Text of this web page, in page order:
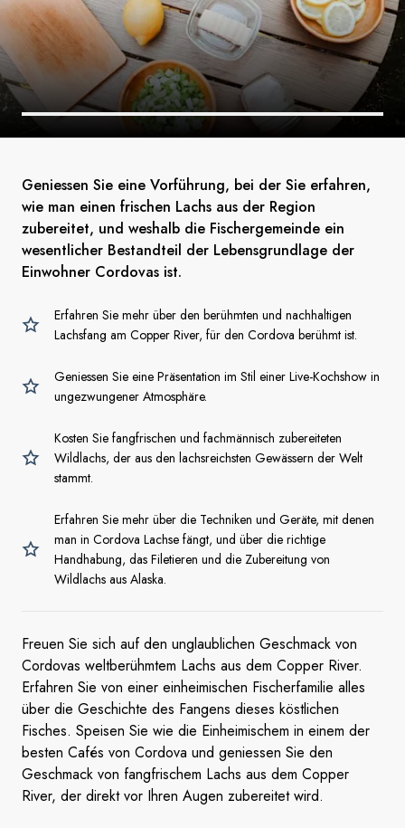
Geniessen Sie eine Vorführung, bei der Sie erfahren,
wie man einen frischen Lachs aus der Region
zubereitet, und weshalb die Fischergemeinde ein
wesentlicher Bestandteil der Lebensgrundlage der
Einwohner Cordovas ist.
Erfahren Sie mehr über den berühmten und nachhaltigen
Lachsfang am Copper River, für den Cordova berühmt ist.
Geniessen Sie eine Präsentation im Stil einer Live-Kochshow in
ungezwungener Atmosphäre.
Kosten Sie fangfrischen und fachmännisch zubereiteten
Wildlachs, der aus den lachsreichsten Gewässern der Welt
stammt.
Erfahren Sie mehr über die Techniken und Geräte, mit denen
man in Cordova Lachse fängt, und über die richtige
Handhabung, das Filetieren und die Zubereitung von
Wildlachs aus Alaska.
Freuen Sie sich auf den unglaublichen Geschmack von
Cordovas weltberühmtem Lachs aus dem Copper River.
Erfahren Sie von einer einheimischen Fischerfamilie alles
über die Geschichte des Fangens dieses köstlichen
Fisches. Speisen Sie wie die Einheimischem in einem der
besten Cafés von Cordova und geniessen Sie den
Geschmack von fangfrischem Lachs aus dem Copper
River, der direkt vor Ihren Augen zubereitet wird.